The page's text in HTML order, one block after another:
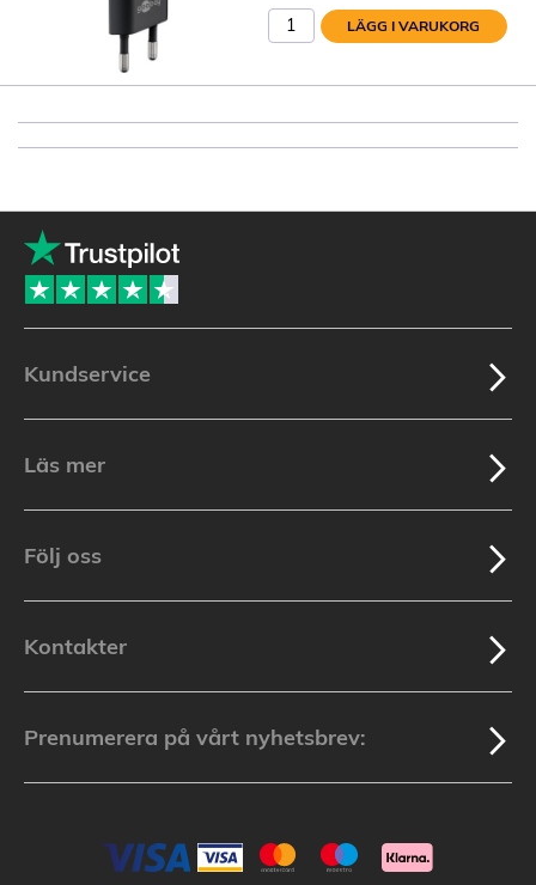
LÄGG I VARUKORG
Kundservice
Läs mer
Följ oss
Kontakter
Prenumerera på vårt nyhetsbrev: